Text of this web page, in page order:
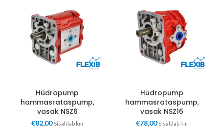
Hüdropump
hammasrataspump,
vasak NSZ6
€82,00 Sisaldab km
Hüdropump
hammasrataspump,
vasak NSZ16
€78,00 Sisaldab km